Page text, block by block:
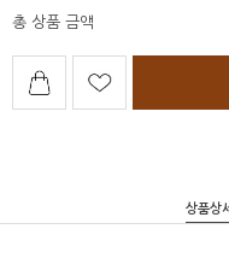
총 상품 금액
상품상세